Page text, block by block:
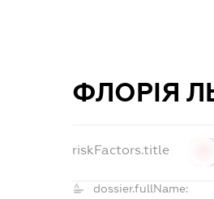
ФЛОРІЯ
riskFactors.title
dossier.fullName: